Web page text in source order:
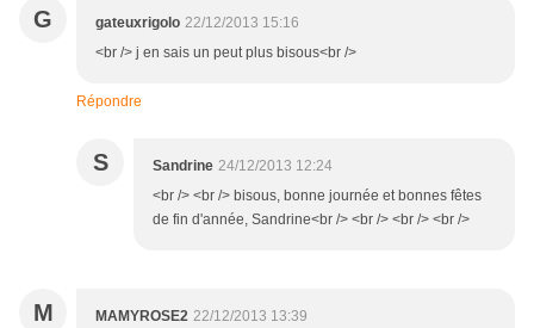
G gateuxrigolo 22/12/2013 15:16
<br /> j en sais un peut plus bisous<br />
Répondre
S Sandrine 24/12/2013 12:24
<br /> <br /> bisous, bonne journée et bonnes fêtes
de fin d'année, Sandrine<br /> <br /> <br /> <br />
M MAMYROSE2 22/12/2013 13:39